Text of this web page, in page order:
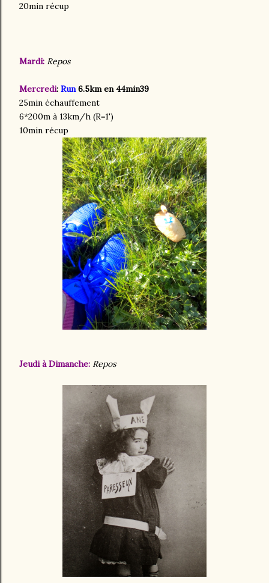
20min récup
Mardi: Repos
Mercredi: Run6.5km en 44min39
25min échauffement
6*200m à 13km/h (R=1')
10min récup
Jeudi à Dimanche: Repos